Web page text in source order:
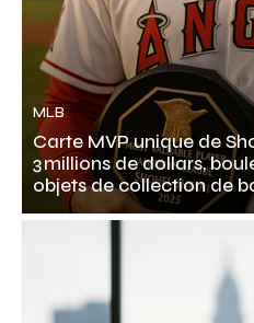
MLB
Carte MVP unique de
3 millions de dollars,
objets de collection de